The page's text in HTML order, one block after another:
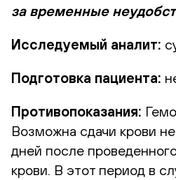
за временные
Исследуемый аналит:
Подготовка пациента:
Противопоказания:
Возможна сдачи крови
дней после
крови. В этот период в